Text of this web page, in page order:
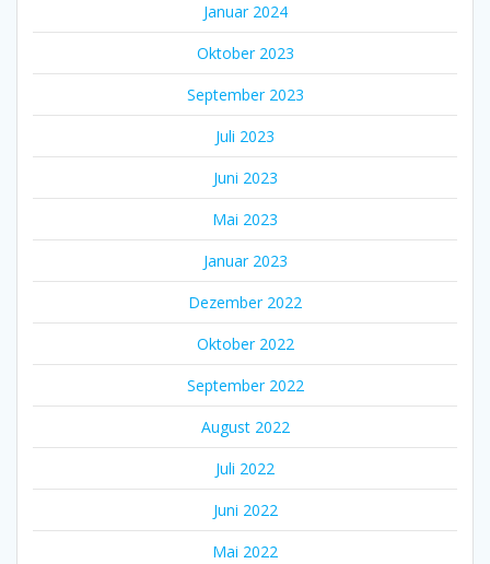
Januar 2024
Oktober 2023
September 2023
Juli 2023
Juni 2023
Mai 2023
Januar 2023
Dezember 2022
Oktober 2022
September 2022
August 2022
Juli 2022
Juni 2022
Mai 2022